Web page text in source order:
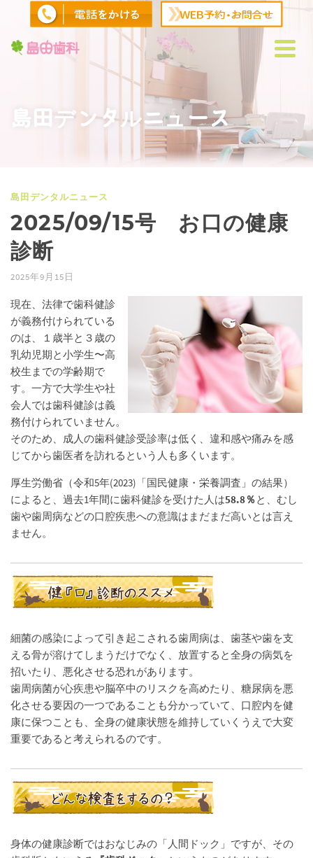
島田デンタルニュース
島田デンタルニュース
2025/09/15号 お口の健康
診断
2025年9月15日
現在、法律で歯科健診
が義務付けられている
のは、１歳半と３歳の
乳幼児期と小学生〜高
校生までの学齢期で
す。一方で大学生や社
会人では歯科健診は義
務付けられていません。
そのため、成人の歯科健診受診率は低く、違和感や痛みを感
じてから歯医者を訪れるという人も多くいます。
厚生労働省（令和5年(2023)「国民健康・栄養調査」の結果）
によると、過去1年間に歯科健診を受けた人は58.8％と、むし
歯や歯周病などの口腔疾患への意識はまだまだ高いとは言え
ません。
細菌の感染によって引き起こされる歯周病は、歯茎や歯を支
える骨が溶けてしまうだけでなく、放置すると全身の病気を
招いたり、悪化させる恐れがあります。
歯周病菌が心疾患や脳卒中のリスクを高めたり、糖尿病を悪
化させる要因の一つであることも分かっていて、口腔内を健
康に保つことも、全身の健康状態を維持していくうえで大変
重要であると考えられるのです。
身体の健康診断ではおなじみの「人間ドック」ですが、その